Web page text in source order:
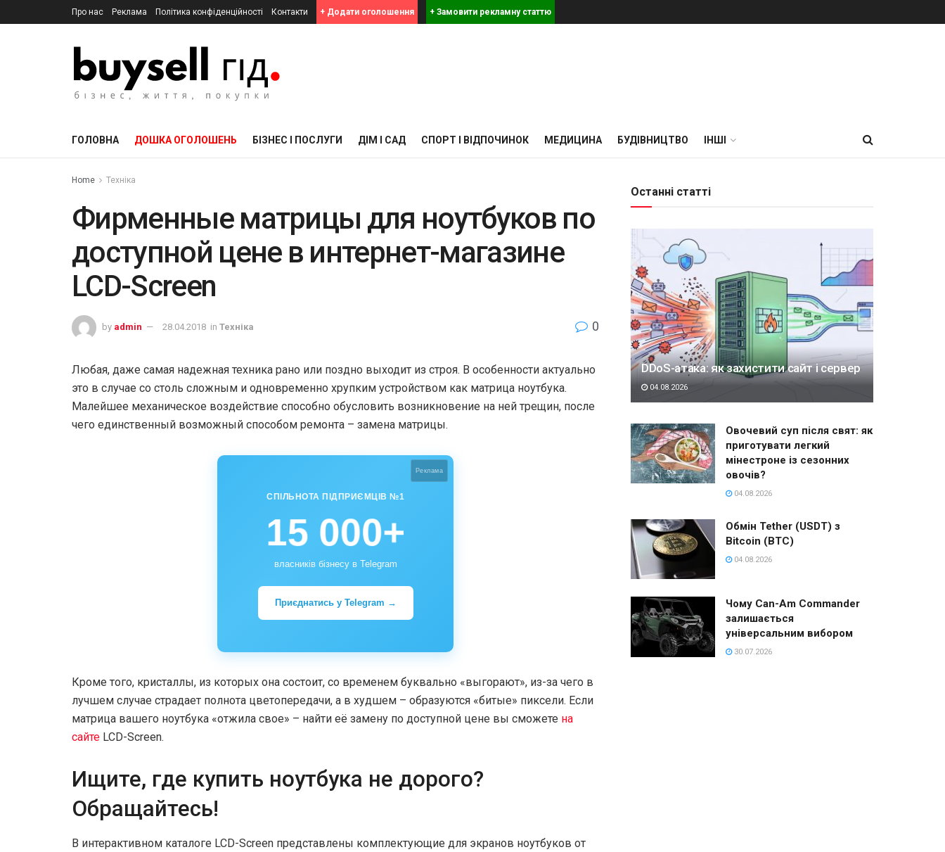
Про нас Реклама Політика конфіденційності Контакти + Додати оголошення + Замовити рекламну статтю
ГОЛОВНА ДОШКА ОГОЛОШЕНЬ БІЗНЕС І ПОСЛУГИ ДІМ І САД СПОРТ І ВІДПОЧИНОК МЕДИЦИНА БУДІВНИЦТВО ІНШІ
Home Техніка
Фирменные матрицы для ноутбуков по
доступной цене в интернет-магазине
LCD-Screen
by admin 28.04.2018 in Техніка 0
Любая, даже самая надежная техника рано или поздно выходит из строя. В особенности актуально
это в случае со столь сложным и одновременно хрупким устройством как матрица ноутбука.
Малейшее механическое воздействие способно обусловить возникновение на ней трещин, после
чего единственный возможный способом ремонта – замена матрицы.
Реклама
СПІЛЬНОТА ПІДПРИЄМЦІВ №1
15 000+
власників бізнесу в Telegram
Приєднатись у Telegram →
Кроме того, кристаллы, из которых она состоит, со временем буквально «выгорают», из-за чего в
лучшем случае страдает полнота цветопередачи, а в худшем – образуются «битые» пиксели. Если
матрица вашего ноутбука «отжила свое» – найти её замену по доступной цене вы сможете на
сайте LCD-Screen.
Ищите, где купить ноутбука не дорого?
Обращайтесь!
В интерактивном каталоге LCD-Screen представлены комплектующие для экранов ноутбуков от
Останні статті
DDoS-атака: як захистити сайт і сервер
04.08.2026
Овочевий суп після свят: як
приготувати легкий
мінестроне із сезонних
овочів?
04.08.2026
Обмін Tether (USDT) з
Bitcoin (BTC)
04.08.2026
Чому Can-Am Commander
залишається
універсальним вибором
30.07.2026